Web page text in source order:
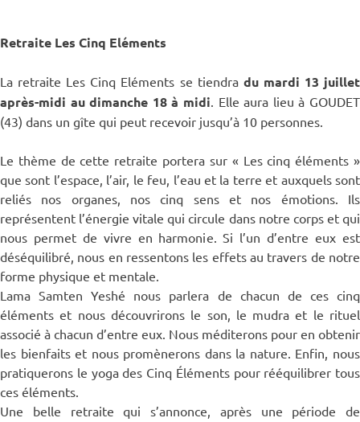
Retraite Les Cinq Eléments
La retraite Les Cinq Eléments se tiendra du mardi 13 juillet
après-midi au dimanche 18 à midi. Elle aura lieu à GOUDET
(43) dans un gîte qui peut recevoir jusqu’à 10 personnes.
Le thème de cette retraite portera sur « Les cinq éléments »
que sont l’espace, l’air, le feu, l’eau et la terre et auxquels sont
reliés nos organes, nos cinq sens et nos émotions. Ils
représentent l’énergie vitale qui circule dans notre corps et qui
nous permet de vivre en harmonie. Si l’un d’entre eux est
déséquilibré, nous en ressentons les effets au travers de notre
forme physique et mentale.
Lama Samten Yeshé nous parlera de chacun de ces cinq
éléments et nous découvrirons le son, le mudra et le rituel
associé à chacun d’entre eux. Nous méditerons pour en obtenir
les bienfaits et nous promènerons dans la nature. Enfin, nous
pratiquerons le yoga des Cinq Éléments pour rééquilibrer tous
ces éléments.
Une belle retraite qui s’annonce, après une période de